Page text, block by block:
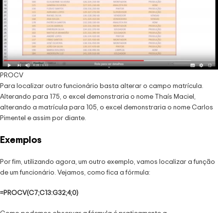
PROCV
Para localizar outro funcionário basta alterar o campo matrícula.
Alterando para 175, o excel demonstraria o nome Thaís Maciel,
alterando a matrícula para 105, o excel demonstraria o nome Carlos
Pimentel e assim por diante.
Exemplos
Por fim, utilizando agora, um outro exemplo, vamos localizar a função
de um funcionário. Vejamos, como fica a fórmula:
=PROCV(C7;C13:G32;4;0)